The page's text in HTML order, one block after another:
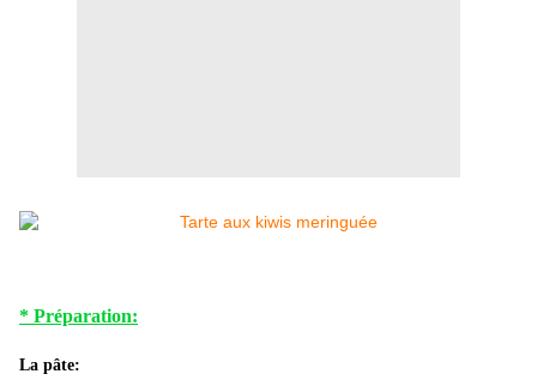
* Préparation:
La pâte: